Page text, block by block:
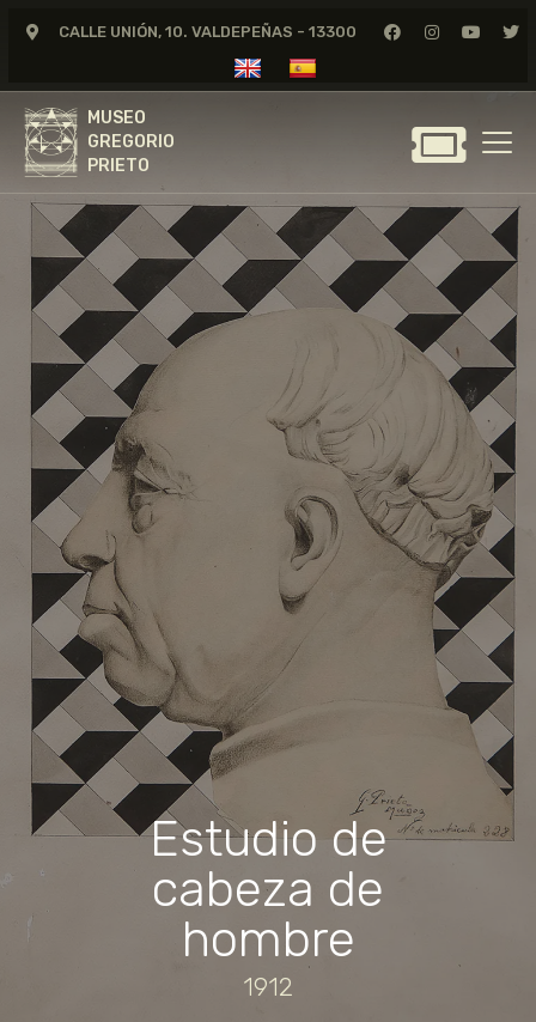
CALLE UNIÓN, 10. VALDEPEÑAS - 13300
MUSEO
GREGORIO
PRIETO
MUSEO
GREGORIO
GREGORIO PRIETO
MUSEO
ARCHIVO
CERTAMEN DE DIBUJO
FUNDACIÓN
TIENDA
NOTICIAS
Estudio de
cabeza de
hombre
1912